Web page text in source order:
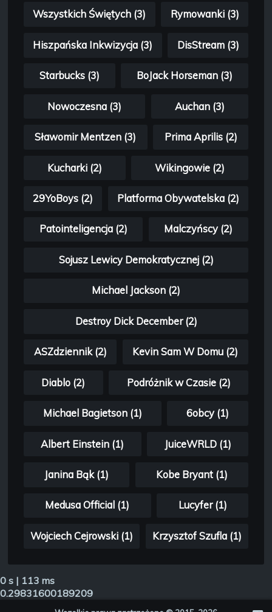
Wszystkich Świętych (3) Rymowanki (3)
Hiszpańska Inkwizycja (3) DisStream (3)
Starbucks (3) BoJack Horseman (3)
Nowoczesna (3) Auchan (3)
Sławomir Mentzen (3) Prima Aprilis (2)
Kucharki (2) Wikingowie (2)
29YoBoys (2) Platforma Obywatelska (2)
Patointeligencja (2) Malczyńscy (2)
Sojusz Lewicy Demokratycznej (2)
Michael Jackson (2)
Destroy Dick December (2)
ASZdziennik (2) Kevin Sam W Domu (2)
Diablo (2) Podróżnik w Czasie (2)
Michael Bagietson (1) 6obcy (1)
Albert Einstein (1) JuiceWRLD (1)
Janina Bąk (1) Kobe Bryant (1)
Medusa Official (1) Lucyfer (1)
Wojciech Cejrowski (1) Krzysztof Szufla (1)
0 s | 113 ms
0.29831600189209